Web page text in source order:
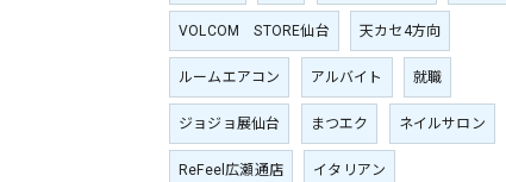
VOLCOM STORE仙台 天カセ4方向
ルームエアコン アルバイト 就職
ジョジョ展仙台 まつエク ネイルサロン
ReFeel広瀬通店 イタリアン